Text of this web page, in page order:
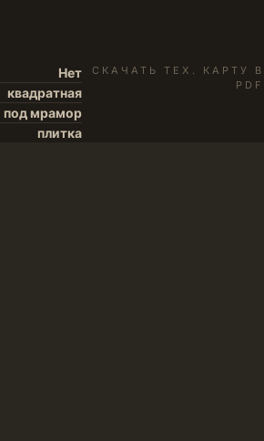
Нет
квадратная
под мрамор
плитка
СКАЧАТЬ ТЕХ. КАРТУ В
PDF